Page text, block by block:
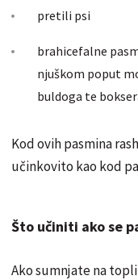
pretili psi
brahicefalne
njuškom poput
buldoga te
Kod ovih pasmina
učinkovito kao kod
Što učiniti ako se
Ako sumnjate na